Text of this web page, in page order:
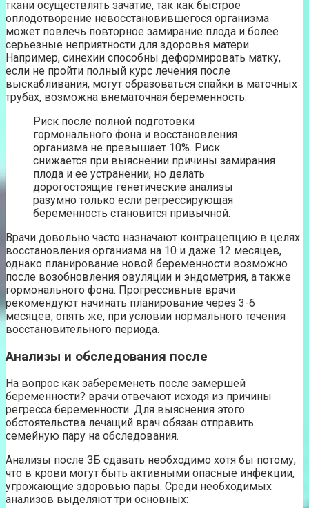
ткани осуществлять зачатие, так как быстрое
оплодотворение невосстановившегося организма
может повлечь повторное замирание плода и более
серьезные неприятности для здоровья матери.
Например, синехии способны деформировать матку,
если не пройти полный курс лечения после
выскабливания, могут образоваться спайки в маточных
трубах, возможна внематочная беременность.
Риск после полной подготовки
гормонального фона и восстановления
организма не превышает 10%. Риск
снижается при выяснении причины замирания
плода и ее устранении, но делать
дорогостоящие генетические анализы
разумно только если регрессирующая
беременность становится привычной.
Врачи довольно часто назначают контрацепцию в целях
восстановления организма на 10 и даже 12 месяцев,
однако планирование новой беременности возможно
после возобновления овуляции и эндометрия, а также
гормонального фона. Прогрессивные врачи
рекомендуют начинать планирование через 3-6
месяцев, опять же, при условии нормального течения
восстановительного периода.
Анализы и обследования после
На вопрос как забеременеть после замершей
беременности? врачи отвечают исходя из причины
регресса беременности. Для выяснения этого
обстоятельства лечащий врач обязан отправить
семейную пару на обследования.
Анализы после ЗБ сдавать необходимо хотя бы потому,
что в крови могут быть активными опасные инфекции,
угрожающие здоровью пары. Среди необходимых
анализов выделяют три основных: